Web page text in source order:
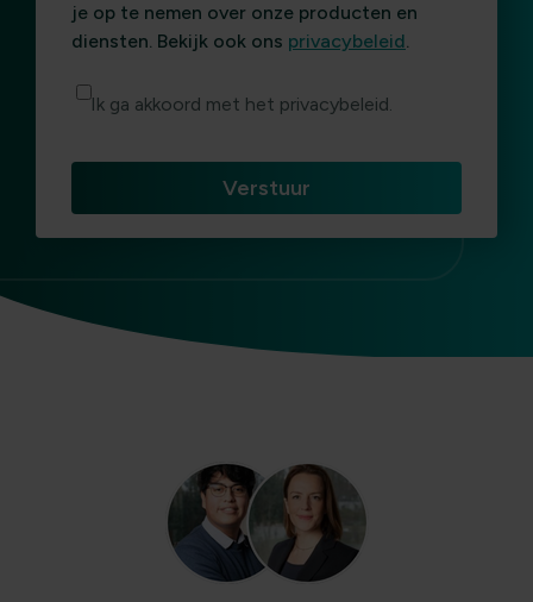
je op te nemen over onze producten en
diensten. Bekijk ook ons privacybeleid.
Ik ga akkoord met het privacybeleid.